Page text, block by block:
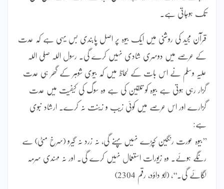
تک ہوجاتی ہے۔
قرآن مجید کی روشنی میں ایک بیوہ پر اصل پابندی بس یہی ہے کہ عدت
کے عرصے میں دوسری شادی نہیں کرے گی۔ رسول اللہ صلی اللہ
علیہ وسلم نے اس بات کے لحاظ میں کہ بیوی شوہر کے گھر ہی عدت
گزار رہی ہوتی ہے بیوہ کو تلقین کی ہے وہ سوگ کی کیفیت میں عدت
گزارے اور اس عرصے میں کوئی زیب و زینت نہ کرے۔ ارشاد نبوی
ہے:
’’بیوہ عورت رنگین کپڑے نہیں پہنے گی، نہ زرد نہ گیرو (سرخ مٹی) سے
رنگے ہوئے۔ وہ زیورات استعمال نہیں کرے گی۔ اور نہ مہندی سرمہ
لگائے گی۔‘‘، (ابو داؤد، رقم 2304)